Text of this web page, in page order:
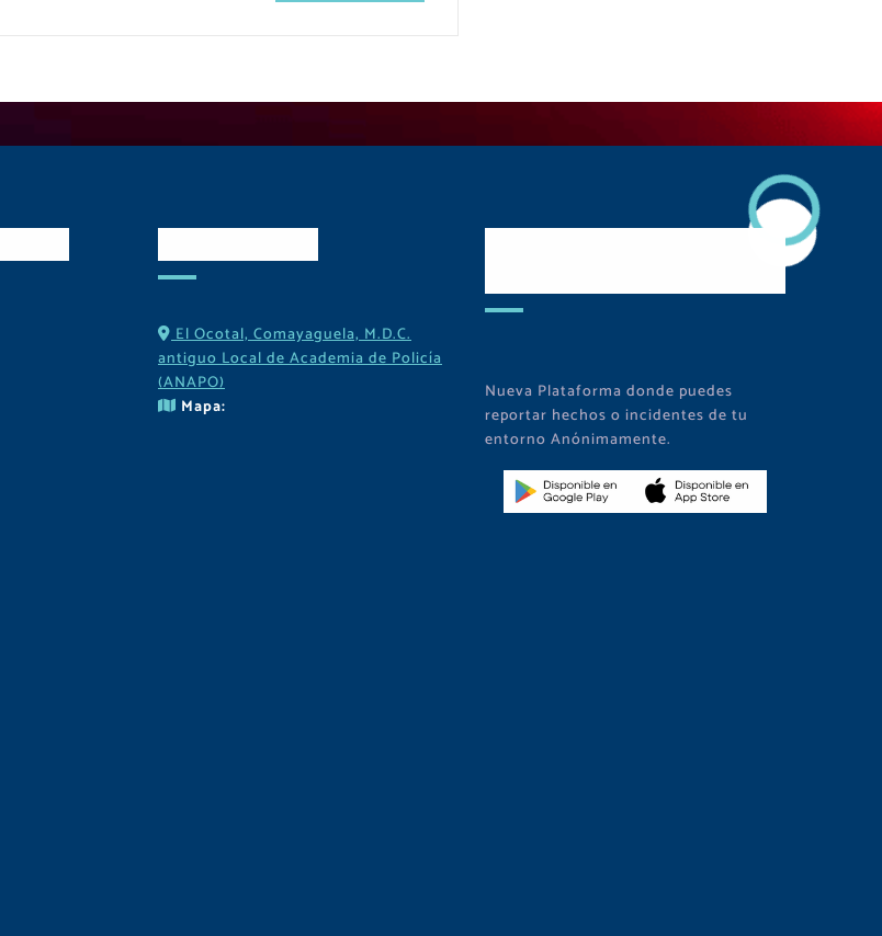
El Ocotal, Comayaguela, M.D.C.
antiguo Local de Academia de Policía
(ANAPO)
Mapa:
Nueva Plataforma donde puedes
reportar hechos o incidentes de tu
entorno Anónimamente.